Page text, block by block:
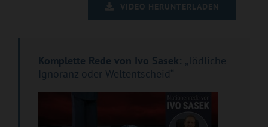
VIDEO HERUNTERLADEN
Komplette Rede von Ivo Sasek: „Tödliche
Ignoranz oder Weltentscheid“